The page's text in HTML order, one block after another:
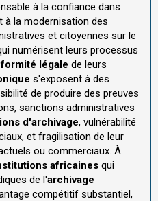
à la confiance dans
à la modernisation des
et citoyennes sur le
numérisent leurs processus
légale de leurs
s'exposent à des
de produire des preuves
sanctions administratives
d'archivage, vulnérabilité
et fragilisation de leur
ou commerciaux. À
africaines qui
de l'archivage
compétitif substantiel,